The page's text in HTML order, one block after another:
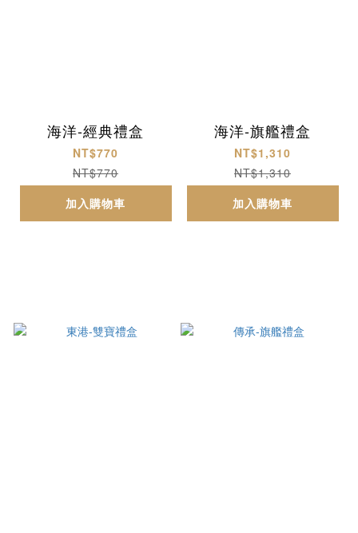
海洋-經典禮盒
NT$770
NT$770
加入購物車
海洋-旗艦禮盒
NT$1,310
NT$1,310
加入購物車